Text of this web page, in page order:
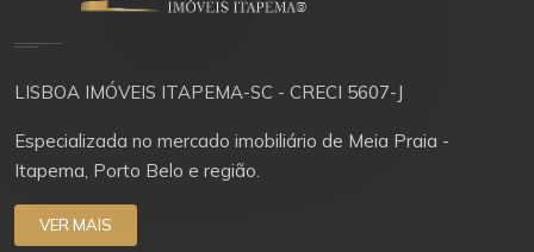
LISBOA IMÓVEIS ITAPEMA-SC - CRECI 5607-J
Especializada no mercado imobiliário de Meia Praia -
Itapema, Porto Belo e região.
VER MAIS